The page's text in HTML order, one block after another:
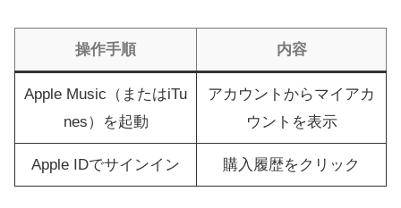
操作手順 内容
Apple Music（またはiTu
nes）を起動
アカウントからマイアカ
ウントを表示
Apple IDでサインイン 購入履歴をクリック